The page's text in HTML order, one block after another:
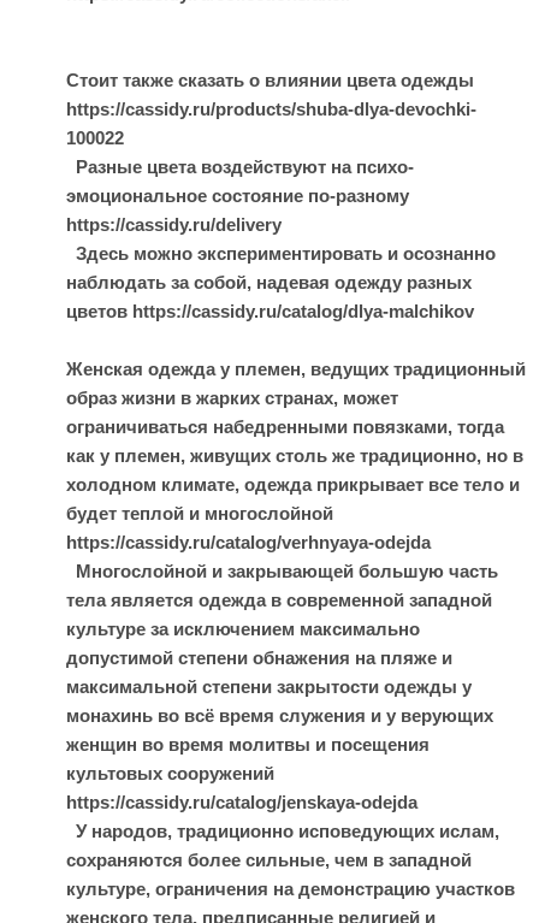
Стоит также сказать о влиянии цвета одежды
https://cassidy.ru/products/shuba-dlya-devochki-
100022
Разные цвета воздействуют на психо-
эмоциональное состояние по-разному
https://cassidy.ru/delivery
Здесь можно экспериментировать и осознанно
наблюдать за собой, надевая одежду разных
цветов https://cassidy.ru/catalog/dlya-malchikov
Женская одежда у племен, ведущих традиционный
образ жизни в жарких странах, может
ограничиваться набедренными повязками, тогда
как у племен, живущих столь же традиционно, но в
холодном климате, одежда прикрывает все тело и
будет теплой и многослойной
https://cassidy.ru/catalog/verhnyaya-odejda
Многослойной и закрывающей большую часть
тела является одежда в современной западной
культуре за исключением максимально
допустимой степени обнажения на пляже и
максимальной степени закрытости одежды у
монахинь во всё время служения и у верующих
женщин во время молитвы и посещения
культовых сооружений
https://cassidy.ru/catalog/jenskaya-odejda
У народов, традиционно исповедующих ислам,
сохраняются более сильные, чем в западной
культуре, ограничения на демонстрацию участков
женского тела, предписанные религией и